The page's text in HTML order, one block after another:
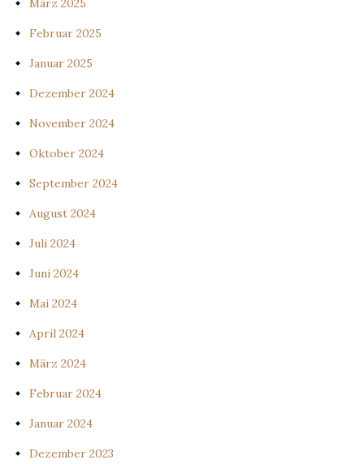
März 2025
Februar 2025
Januar 2025
Dezember 2024
November 2024
Oktober 2024
September 2024
August 2024
Juli 2024
Juni 2024
Mai 2024
April 2024
März 2024
Februar 2024
Januar 2024
Dezember 2023